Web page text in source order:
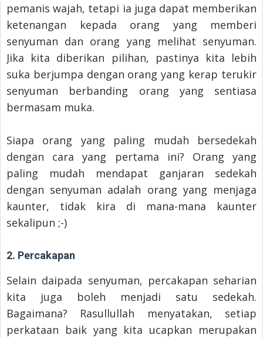
pemanis wajah, tetapi ia juga dapat memberikan
ketenangan kepada orang yang memberi
senyuman dan orang yang melihat senyuman.
Jika kita diberikan pilihan, pastinya kita lebih
suka berjumpa dengan orang yang kerap terukir
senyuman berbanding orang yang sentiasa
bermasam muka.
Siapa orang yang paling mudah bersedekah
dengan cara yang pertama ini? Orang yang
paling mudah mendapat ganjaran sedekah
dengan senyuman adalah orang yang menjaga
kaunter, tidak kira di mana-mana kaunter
sekalipun ;-)
2. Percakapan
Selain daipada senyuman, percakapan seharian
kita juga boleh menjadi satu sedekah.
Bagaimana? Rasullullah menyatakan, setiap
perkataan baik yang kita ucapkan merupakan